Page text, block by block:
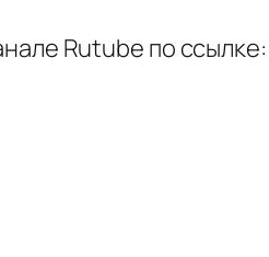
Rutube по ссылке: